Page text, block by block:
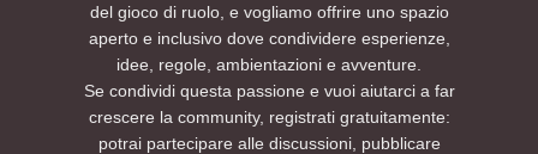
del gioco di ruolo, e vogliamo offrire uno spazio
aperto e inclusivo dove condividere esperienze,
idee, regole, ambientazioni e avventure.
Se condividi questa passione e vuoi aiutarci a far
crescere la community, registrati gratuitamente:
potrai partecipare alle discussioni, pubblicare